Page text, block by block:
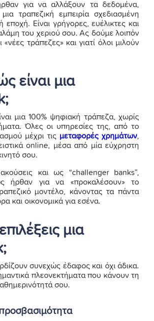
για να αλλάξουν τα δεδομένα,
τραπεζική εμπειρία σχεδιασμένη
εποχή. Είναι γρήγορες, ευέλικτες και
του χεριού σου. Ας δούμε λοιπόν
«νέες τράπεζες» και γιατί όλοι μιλούν
είναι μια
μια 100% ψηφιακή τράπεζα, χωρίς
Όλες οι υπηρεσίες της, από το
μέχρι τις μεταφορές χρημάτων,
online, μέσα από μία εύχρηστη
σου.
και ως “challenger banks”,
ήρθαν για να «προκαλέσουν» το
μοντέλο, κάνοντας τα πάντα
και οικονομικά για εσένα.
μια
συνεχώς έδαφος και όχι άδικα.
πλεονεκτήματα που κάνουν τη
σου.